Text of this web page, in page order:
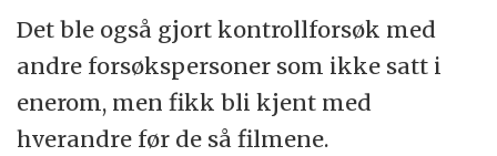
Det ble også gjort kontrollforsøk med
andre forsøkspersoner som ikke satt i
enerom, men fikk bli kjent med
hverandre før de så filmene.